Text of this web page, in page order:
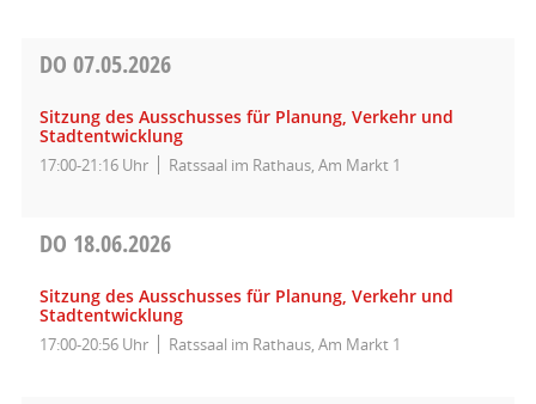
DO 07.05.2026
Sitzung des Ausschusses für Planung, Verkehr und
Stadtentwicklung
17:00-21:16 Uhr Ratssaal im Rathaus, Am Markt 1
DO 18.06.2026
Sitzung des Ausschusses für Planung, Verkehr und
Stadtentwicklung
17:00-20:56 Uhr Ratssaal im Rathaus, Am Markt 1